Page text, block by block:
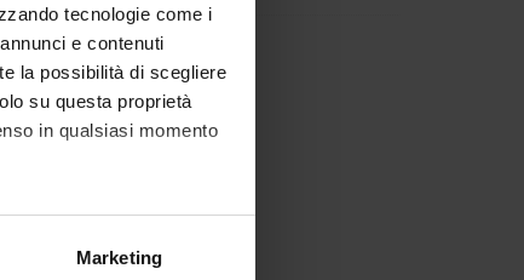
tecnologie come i
e contenuti
la possibilità di scegliere
su questa proprietà
in qualsiasi momento
metro,Marketing